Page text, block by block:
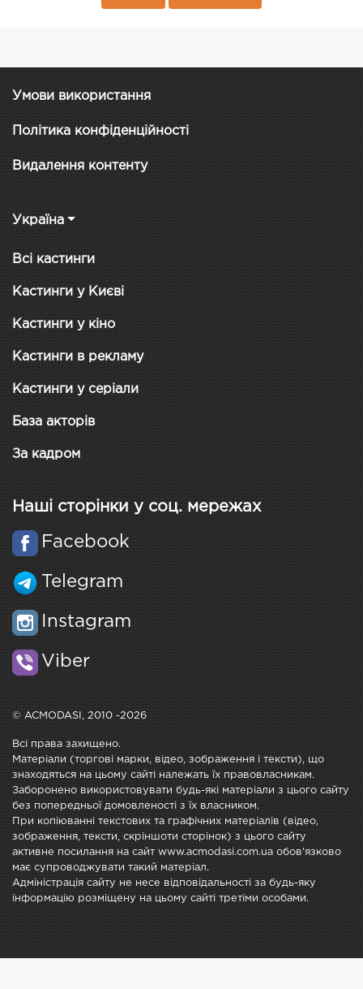
Умови використання
Політика конфіденційності
Видалення контенту
Україна
Всі кастинги
Кастинги у Києві
Кастинги у кіно
Кастинги в рекламу
Кастинги у серіали
База акторів
За кадром
Наші сторінки у соц. мережах
Facebook
Telegram
Instagram
Viber
© ACMODASI, 2010 -2026
Всі права захищено.
Матеріали (торгові марки, відео, зображення і тексти), що
знаходяться на цьому сайті належать їх правовласникам.
Заборонено використовувати будь-які матеріали з цього сайту
без попередньої домовленості з їх власником.
При копіюванні текстових та графічних матеріалів (відео,
зображення, тексти, скріншоти сторінок) з цього сайту
активне посилання на сайт www.acmodasi.com.ua обов'язково
має супроводжувати такий матеріал.
Адміністрація сайту не несе відповідальності за будь-яку
інформацію розміщену на цьому сайті третіми особами.